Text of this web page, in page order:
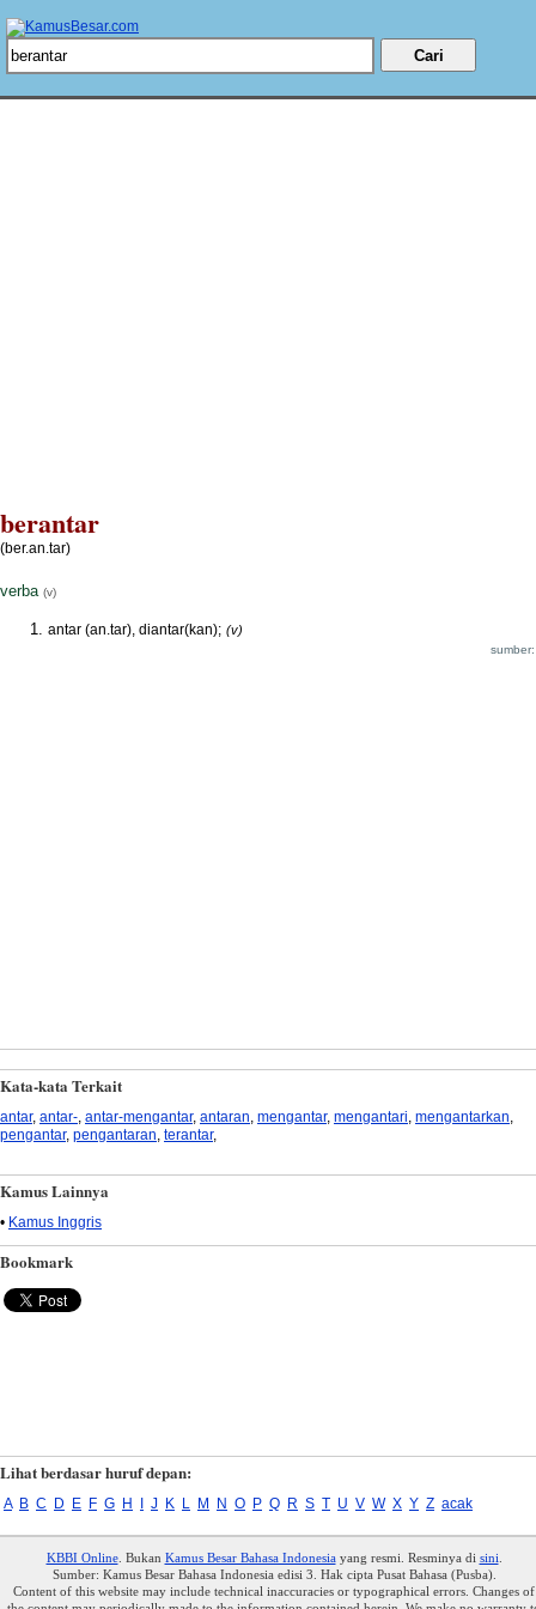
berantar
(ber.an.tar)
verba (v)
antar (an.tar), diantar(kan); (v)
Kata-kata Terkait
antar, antar- antar-mengantar, antaran mengantar, mengantari mengantarkan
pengantar, pengantaran terantar,
Kamus Lainnya
• Kamus Inggris
Bookmark
Lihat berdasar huruf depan:
A B C D E F G H J K L M N O P Q R S T U V W X Y Z acak
KBBI Online. Bukan Kamus Besar Bahasa Indonesiayang resmi. Resminya di sini
Sumber: Kamus Besar Bahasa Indonesia edisi 3. Hak cipta Pusat Bahasa (Pusba).
Content of this website may include technical inaccuracies or typographical errors. Changes of